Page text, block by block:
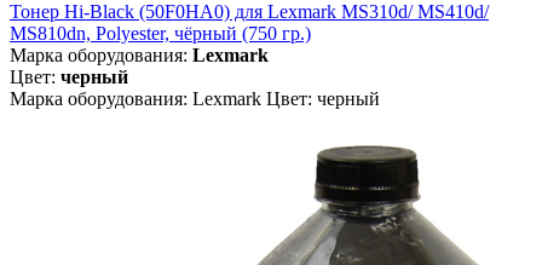
Тонер Hi-Black (50F0HA0) для Lexmark MS310d/ MS410d/
MS810dn, Polyester, чёрный (750 гр.)
Марка оборудования: Lexmark
Цвет: черный
Марка оборудования: Lexmark Цвет: черный